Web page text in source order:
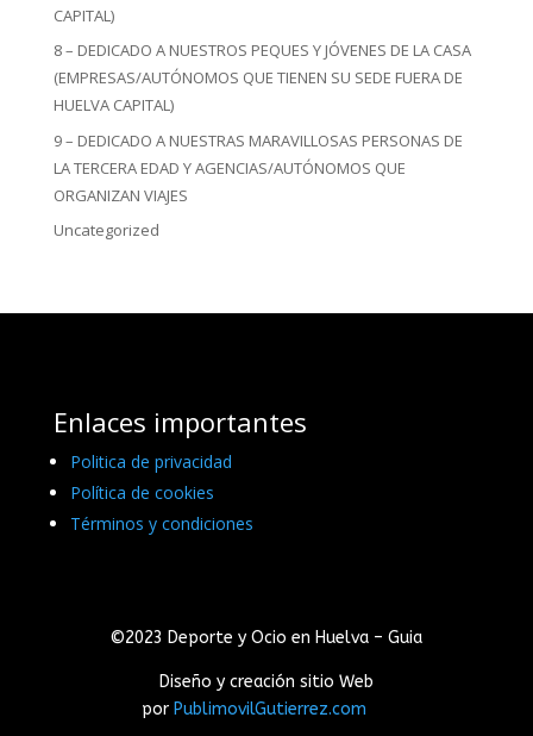
CAPITAL)
8 – DEDICADO A NUESTROS PEQUES Y JÓVENES DE LA CASA
(EMPRESAS/AUTÓNOMOS QUE TIENEN SU SEDE FUERA DE
HUELVA CAPITAL)
9 – DEDICADO A NUESTRAS MARAVILLOSAS PERSONAS DE
LA TERCERA EDAD Y AGENCIAS/AUTÓNOMOS QUE
ORGANIZAN VIAJES
Uncategorized
Enlaces importantes
Politica de privacidad
Política de cookies
Términos y condiciones
©2023 Deporte y Ocio en Huelva – Guia
Diseño y creación sitio Web
por PublimovilGutierrez.com